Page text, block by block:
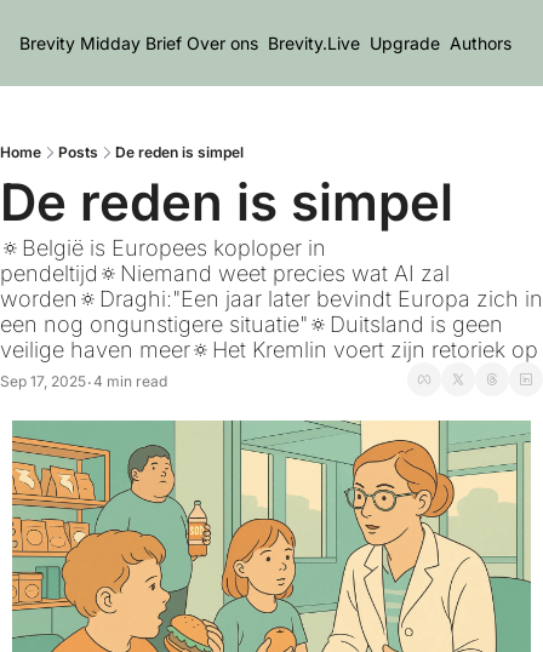
Brevity Midday Brief Over ons Brevity.Live Upgrade Authors
Home Posts De reden is simpel
De reden is simpel
🔅België is Europees koploper in
pendeltijd🔅Niemand weet precies wat AI zal
worden🔅Draghi:"Een jaar later bevindt Europa zich in
een nog ongunstigere situatie"🔅Duitsland is geen
veilige haven meer🔅Het Kremlin voert zijn retoriek op
Sep 17, 2025•4 min read